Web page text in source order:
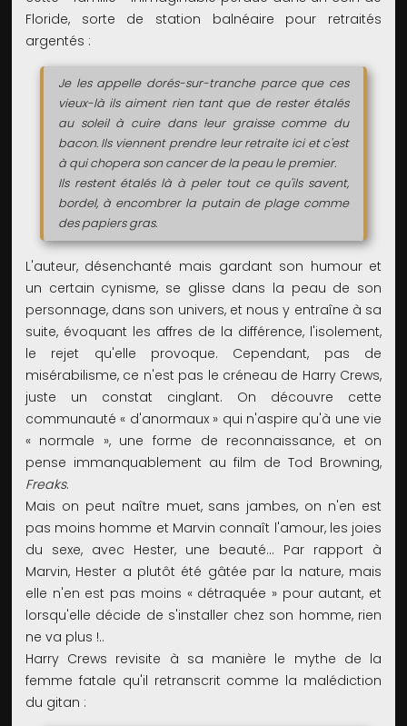
Floride, sorte de station balnéaire pour retraités
argentés :
Je les appelle dorés-sur-tranche parce que ces
vieux-là ils aiment rien tant que de rester étalés
au soleil à cuire dans leur graisse comme du
bacon. Ils viennent prendre leur retraite ici et c'est
à qui chopera son cancer de la peau le premier.
Ils restent étalés là à peler tout ce qu'ils savent,
bordel, à encombrer la putain de plage comme
des papiers gras.
L'auteur, désenchanté mais gardant son humour et
un certain cynisme, se glisse dans la peau de son
personnage, dans son univers, et nous y entraîne à sa
suite, évoquant les affres de la différence, l'isolement,
le rejet qu'elle provoque. Cependant, pas de
misérabilisme, ce n'est pas le créneau de Harry Crews,
juste un constat cinglant. On découvre cette
communauté « d'anormaux » qui n'aspire qu'à une vie
« normale », une forme de reconnaissance, et on
pense immanquablement au film de Tod Browning,
Freaks.
Mais on peut naître muet, sans jambes, on n'en est
pas moins homme et Marvin connaît l'amour, les joies
du sexe, avec Hester, une beauté... Par rapport à
Marvin, Hester a plutôt été gâtée par la nature, mais
elle n'en est pas moins « détraquée » pour autant, et
lorsqu'elle décide de s'installer chez son homme, rien
ne va plus !..
Harry Crews revisite à sa manière le mythe de la
femme fatale qu'il retranscrit comme la malédiction
du gitan :